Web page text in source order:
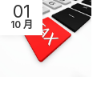
01
10 月